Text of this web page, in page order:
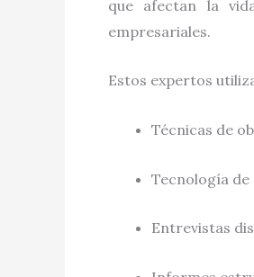
que afectan la
empresariales.
Estos expertos
Técnicas de
Tecnología de
Entrevistas